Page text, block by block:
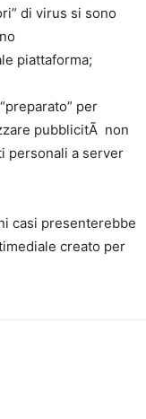
di virus si sono
piattaforma;
per
pubblicitÃ non
personali a server
casi presenterebbe
creato per